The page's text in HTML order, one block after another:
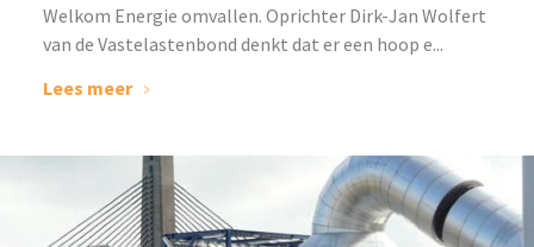
Welkom Energie omvallen. Oprichter Dirk-Jan Wolfert
van de Vastelastenbond denkt dat er een hoop e...
Lees meer